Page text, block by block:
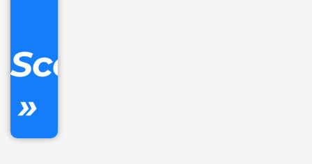
Scopri
»